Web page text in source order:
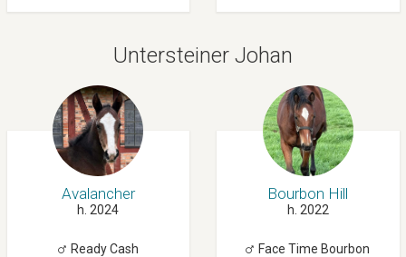
Untersteiner Johan
Avalancher
h. 2024
Ready Cash
Bourbon Hill
h. 2022
Face Time Bourbon